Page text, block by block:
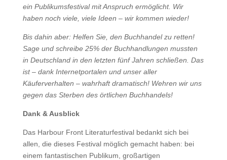
ein Publikumsfestival mit Anspruch ermöglicht. Wir
haben noch viele, viele Ideen – wir kommen wieder!
Bis dahin aber: Helfen Sie, den Buchhandel zu retten!
Sage und schreibe 25% der Buchhandlungen mussten
in Deutschland in den letzten fünf Jahren schließen. Das
ist – dank Internetportalen und unser aller
Käuferverhalten – wahrhaft dramatisch! Wehren wir uns
gegen das Sterben des örtlichen Buchhandels!
Dank & Ausblick
Das Harbour Front Literaturfestival bedankt sich bei
allen, die dieses Festival möglich gemacht haben: bei
einem fantastischen Publikum, großartigen